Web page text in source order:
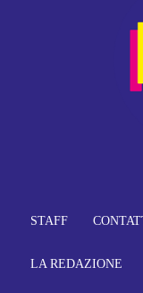
STAFF
LA REDAZIONE